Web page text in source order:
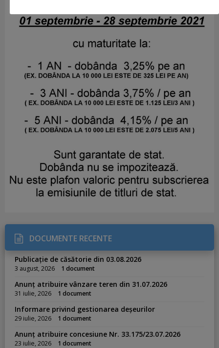
DOCUMENTE RECENTE
Publicație de căsătorie din 03.08.2026
3 august, 2026 1 document
Anunț atribuire vânzare teren din 31.07.2026
31 iulie, 2026 1 document
Informare privind gestionarea deșeurilor
29 iulie, 2026 1 document
Anunț atribuire concesiune Nr. 33.175/23.07.2026
23 iulie, 2026 1 document